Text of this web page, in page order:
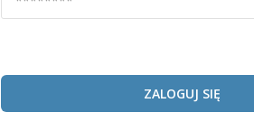
ZALOGUJ SIĘ